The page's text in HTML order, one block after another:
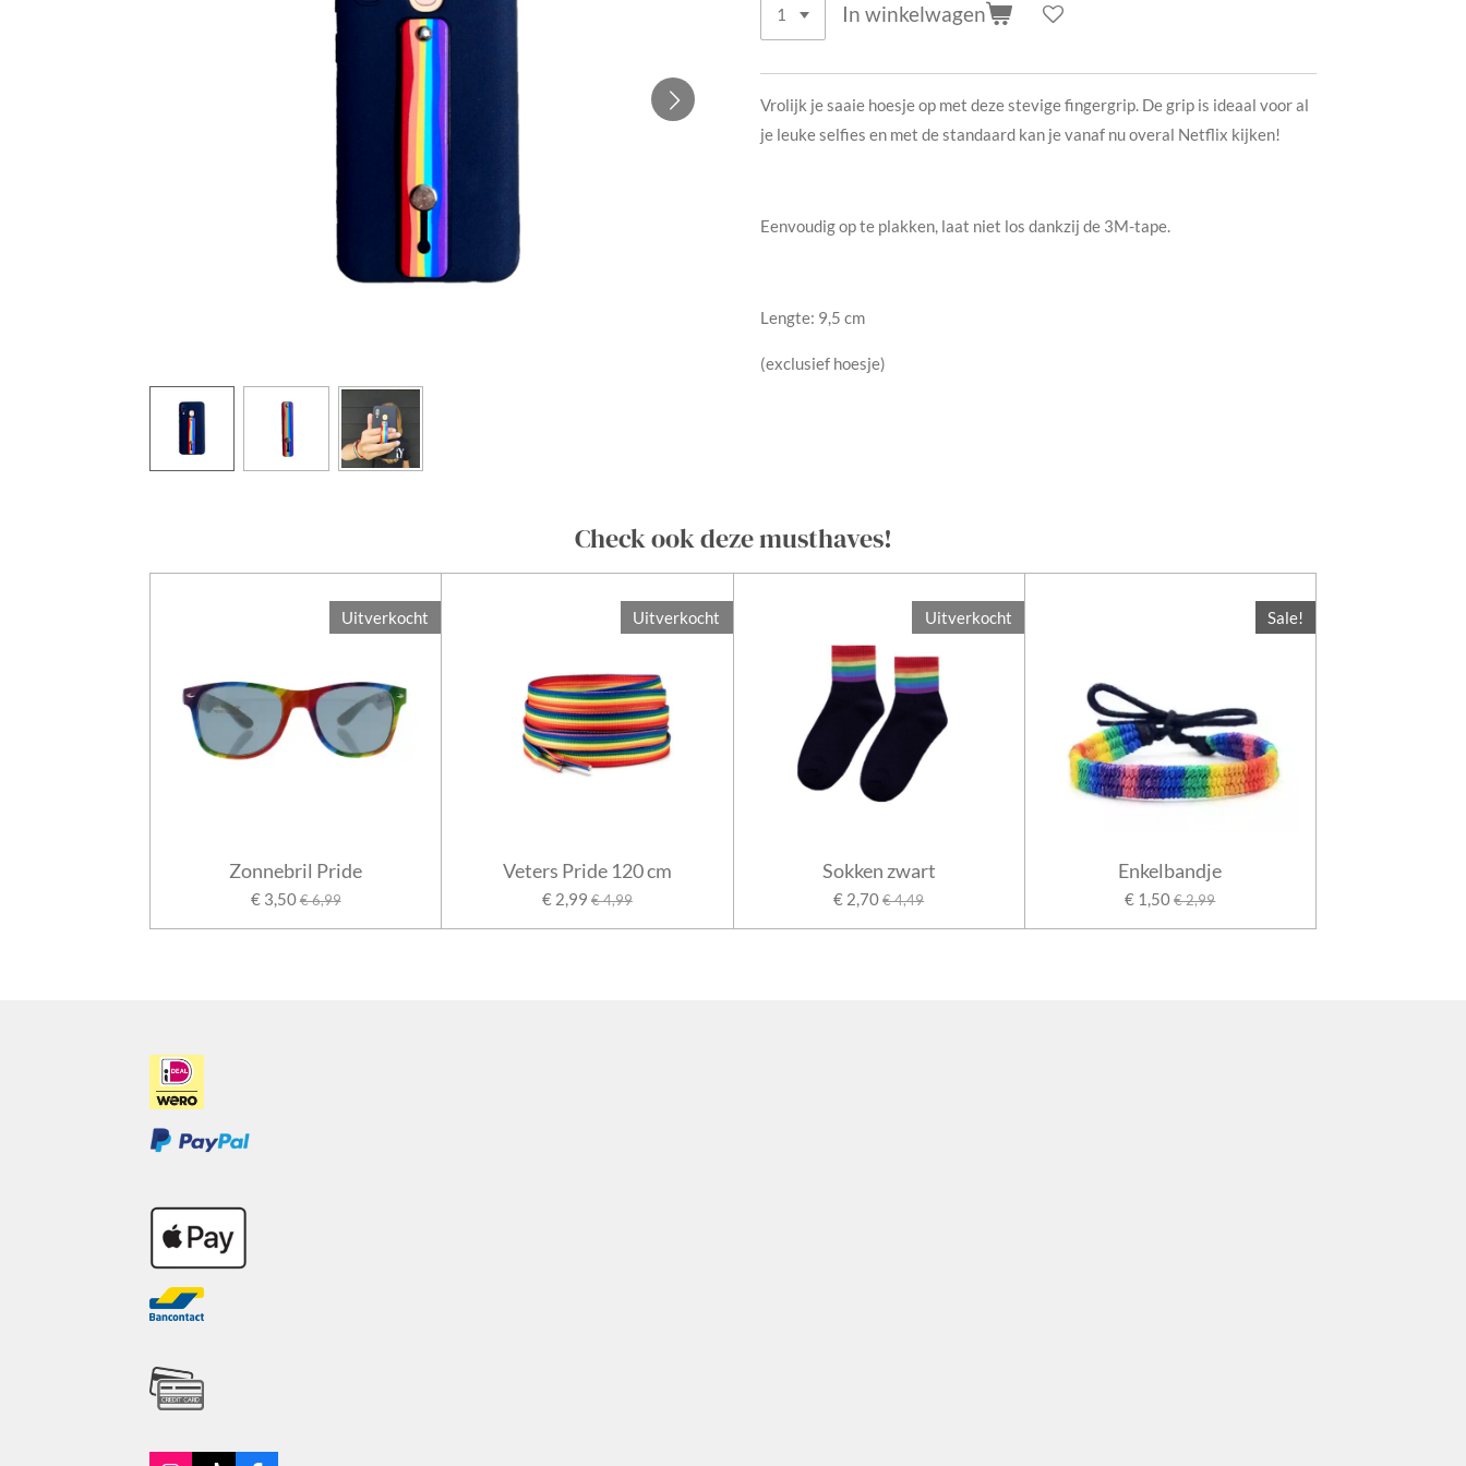
In winkelwagen
Vrolijk je saaie hoesje op met deze stevige fingergrip. De grip is ideaal voor al
je leuke selfies en met de standaard kan je vanaf nu overal Netflix kijken!
Eenvoudig op te plakken, laat niet los dankzij de 3M-tape.
Lengte: 9,5 cm
(exclusief hoesje)
Check ook deze musthaves!
Uitverkocht
Zonnebril Pride
€ 3,50€ 6,99
Uitverkocht
Veters Pride 120 cm
€ 2,99 € 4,99
Uitverkocht
Sokken zwart
€ 2,70€ 4,49
Sale!
Enkelbandje
€ 1,50 € 2,99